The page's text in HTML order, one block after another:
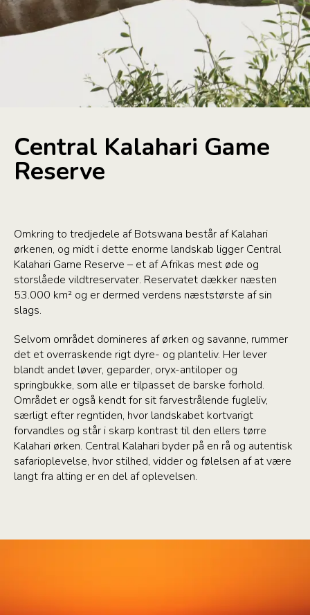
Central Kalahari Game
Reserve
Omkring to tredjedele af Botswana består af Kalahari
ørkenen, og midt i dette enorme landskab ligger Central
Kalahari Game Reserve – et af Afrikas mest øde og
storslåede vildtreservater. Reservatet dækker næsten
53.000 km² og er dermed verdens næststørste af sin
slags.
Selvom området domineres af ørken og savanne, rummer
det et overraskende rigt dyre- og planteliv. Her lever
blandt andet løver, geparder, oryx-antiloper og
springbukke, som alle er tilpasset de barske forhold.
Området er også kendt for sit farvestrålende fugleliv,
særligt efter regntiden, hvor landskabet kortvarigt
forvandles og står i skarp kontrast til den ellers tørre
Kalahari ørken. Central Kalahari byder på en rå og autentisk
safarioplevelse, hvor stilhed, vidder og følelsen af at være
langt fra alting er en del af oplevelsen.